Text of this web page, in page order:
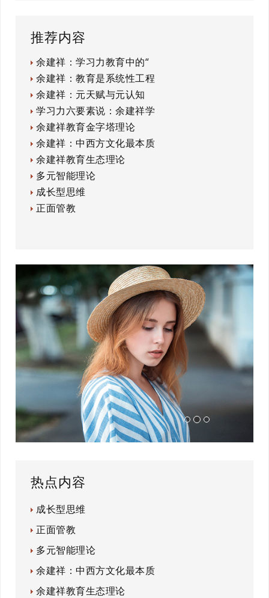
推荐内容
余建祥：学习力教育中的“
余建祥：教育是系统性工程
余建祥：元天赋与元认知
学习力六要素说：余建祥学
余建祥教育金字塔理论
余建祥：中西方文化最本质
余建祥教育生态理论
多元智能理论
成长型思维
正面管教
热点内容
成长型思维
正面管教
多元智能理论
余建祥：中西方文化最本质
余建祥教育生态理论